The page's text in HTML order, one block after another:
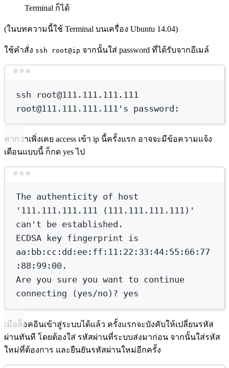
Terminal ก็ได้
(ในบทความนี้ใช้ Terminal บนเครื่อง Ubuntu 14.04)
ใช้คำสั่ง ssh root@ip จากนั้นใส่ password ที่ได้รับจากอีเมล์
ssh
root@111.111.111.111
root@111.111.111.111 's password:
หากว่าเพิ่งเคย access เข้า ip นี้ครั้งแรก อาจจะมีข้อความแจ้ง
เตือนแบบนี้ ก็กด yes ไป
The authenticity of
host
'111.111.111.111 (111.111.111.111)'
can't be established.
ECDSA key fingerprint is
aa:bb:cc:dd:ee:ff:11:22:33:44:55:66:77
:88:99:00.
Are you sure you want to continue
connecting (yes/no)? yes
เมื่อล็อคอินเข้าสู่ระบบได้แล้ว ครั้งแรกจะบังคับให้เปลี่ยนรหัส
ผ่านทันที โดยต้องใส่ รหัสผ่านที่ระบบส่งมาก่อน จากนั้นใส่รหัส
ใหม่ที่ต้องการ และยืนยันรหัสผ่านใหม่อีกครั้ง